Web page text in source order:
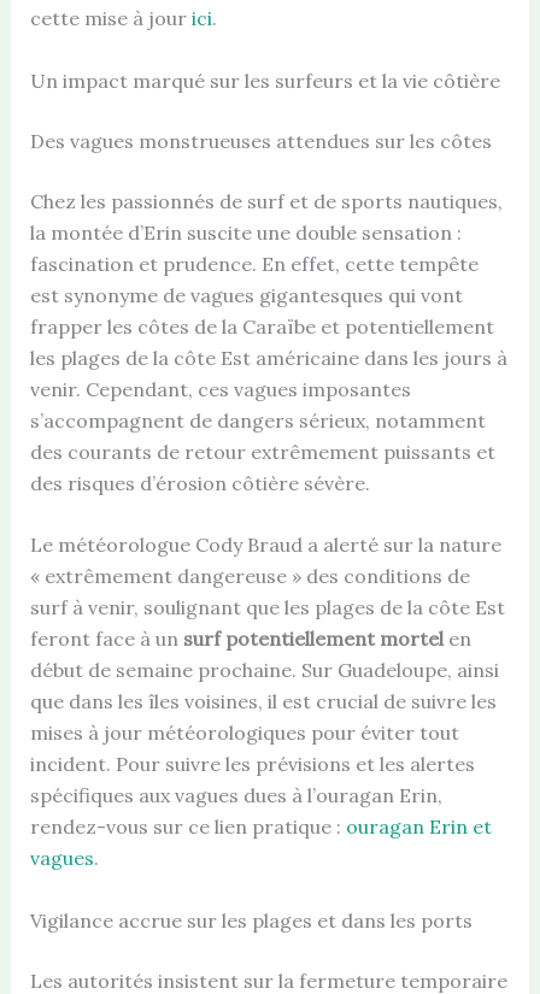
cette mise à jour ici.
Un impact marqué sur les surfeurs et la vie côtière
Des vagues monstrueuses attendues sur les côtes
Chez les passionnés de surf et de sports nautiques,
la montée d’Erin suscite une double sensation :
fascination et prudence. En effet, cette tempête
est synonyme de vagues gigantesques qui vont
frapper les côtes de la Caraïbe et potentiellement
les plages de la côte Est américaine dans les jours à
venir. Cependant, ces vagues imposantes
s’accompagnent de dangers sérieux, notamment
des courants de retour extrêmement puissants et
des risques d’érosion côtière sévère.
Le météorologue Cody Braud a alerté sur la nature
« extrêmement dangereuse » des conditions de
surf à venir, soulignant que les plages de la côte Est
feront face à un surf potentiellement mortelen
début de semaine prochaine. Sur Guadeloupe, ainsi
que dans les îles voisines, il est crucial de suivre les
mises à jour météorologiques pour éviter tout
incident. Pour suivre les prévisions et les alertes
spécifiques aux vagues dues à l’ouragan Erin,
rendez-vous sur ce lien pratique : ouragan Erin et
vagues.
Vigilance accrue sur les plages et dans les ports
Les autorités insistent sur la fermeture temporaire